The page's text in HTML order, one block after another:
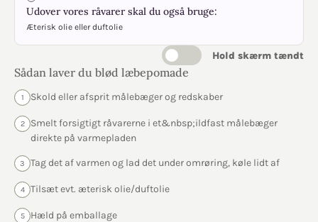
Udover vores råvarer skal du også bruge:
Æterisk olie eller duftolie
Hold skærm tændt
Sådan laver du blød læbepomade
1 Skold eller afsprit målebæger og redskaber
2
Smelt forsigtigt råvarerne i et&nbsp;ildfast målebæger
direkte på varmepladen
3 Tag det af varmen og lad det under omrøring, køle lidt af
4 Tilsæt evt. æterisk olie/duftolie
5 Hæld på emballage